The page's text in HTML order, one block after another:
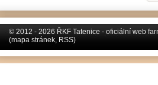
© 2012 - 2026 ŘKF Tatenice - oficiální web
(mapa stránek, RSS)